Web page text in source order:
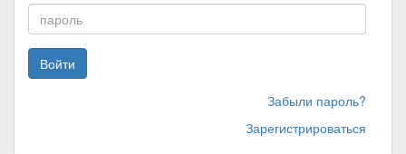
Войти
Забыли пароль?
Зарегистрироваться